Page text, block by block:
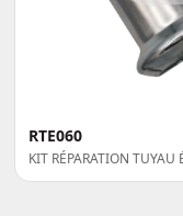
RTE060
KIT RÉPARATION